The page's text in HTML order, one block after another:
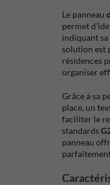
Le panneau
permet
indiquant
solution est
résidences
organiser
Grâce à sa
place, un
faciliter le
standards
panneau